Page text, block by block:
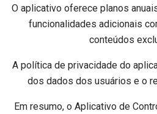
O aplicativo oferece planos
funcionalidades adicionais
conteúdos
A política de privacidade do
dos dados dos usuários e o
Em resumo, o Aplicativo de